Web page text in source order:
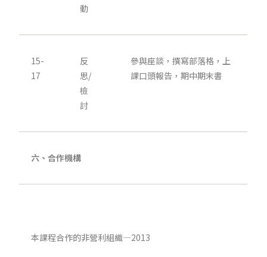
動
15-
17
反
思/
檢
討
參與座談，撰寫部落格，上
課口頭報告，期中期末書
六、合作機構
本課程合作的非營利組織—2013